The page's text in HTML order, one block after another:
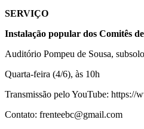
SERVIÇO
Instalação popular dos Comitês
Auditório Pompeu de Sousa,
Quarta-feira (4/6), às 10h
Transmissão pelo YouTube: https://
Contato: frenteebc@gmail.com